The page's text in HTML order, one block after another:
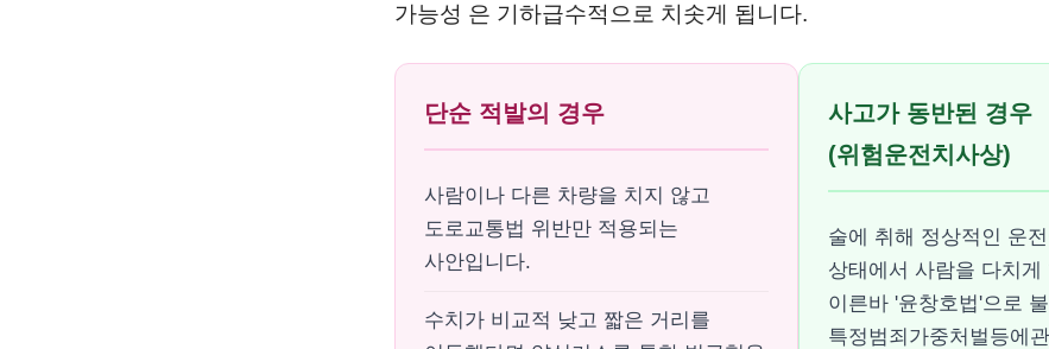
가능성 은 기하급수적으로 치솟게 됩니다.
단순 적발의 경우
사람이나 다른 차량을 치지 않고
도로교통법 위반만 적용되는
사안입니다.
수치가 비교적 낮고 짧은 거리를
사고가 동반된 경우
(위험운전치사상)
술에 취해 정상적인 운
상태에서 사람을 다치게
이른바 '윤창호법'으로
특정범죄가중처벌등에